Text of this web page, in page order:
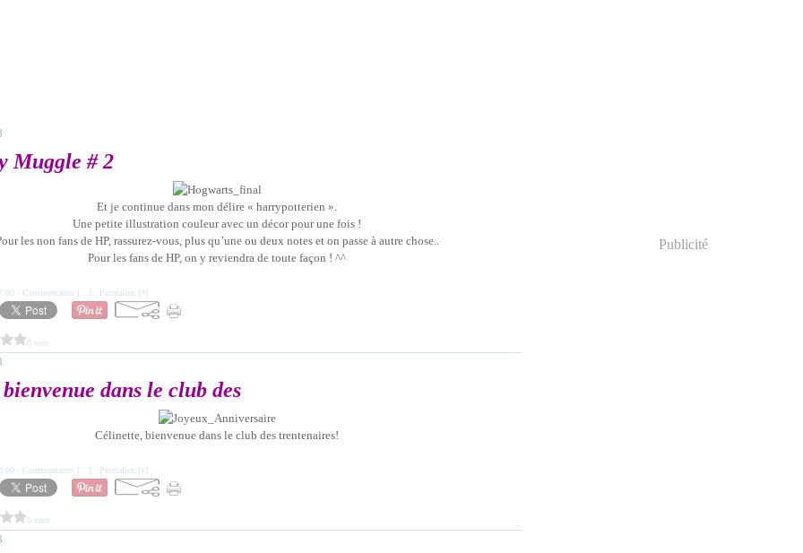
Muggle # 2
Et je continue dans mon délire « harrypotterien ».
Une petite illustration couleur avec un décor pour une fois !
les non fans de HP, rassurez-vous, plus qu’une ou deux notes et on passe à autre chose..
Pour les fans de HP, on y reviendra de toute façon ! ^^
- Commentaires [ ] - Permalien [#]
0 vote
dans le club des
Célinette, bienvenue dans le club des trentenaires!
- Commentaires [ ] - Permalien [#]
0 vote
Publicité